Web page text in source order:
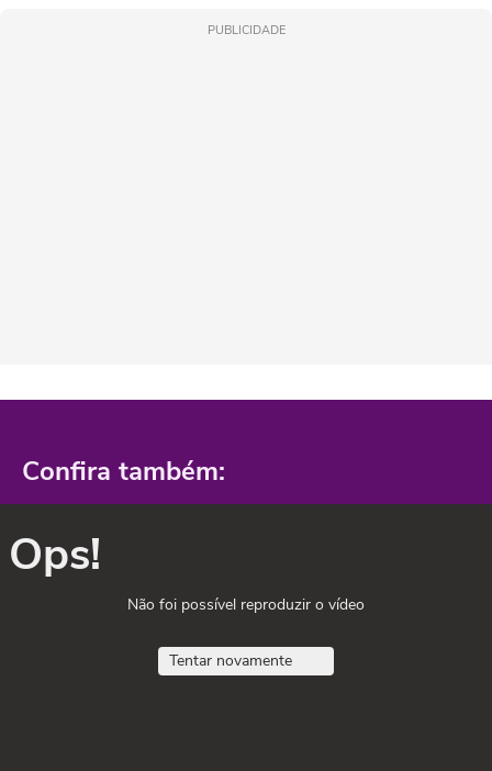
PUBLICIDADE
Confira também:
Ops!
Não foi possível reproduzir o vídeo
Tentar novamente